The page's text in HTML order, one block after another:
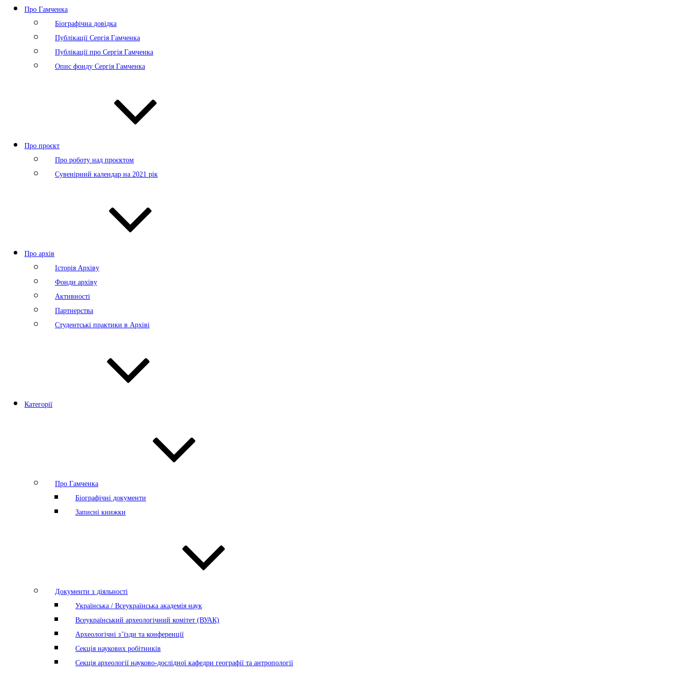
Про Гамченка
Біографічна довідка
Публікації Сергія Гамченка
Публікації про Сергія Гамченка
Опис фонду Сергія Гамченка
Про проєкт
Про роботу над проєктом
Сувенірний календар на 2021 рік
Про архів
Історія Архіву
Фонди архіву
Активності
Партнерства
Студентські практики в Архіві
Категорії
Про Гамченка
Біографічні документи
Записні книжки
Документи з діяльності
Українська / Всеукраїнська академія наук
Всеукраїнський археологічний комітет (ВУАК)
Археологічні з’їзди та конференції
Секція наукових робітників
Секція археології науково-дослідної кафедри географії та антропології